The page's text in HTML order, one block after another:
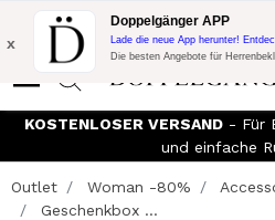
Blitzangebot:
10% Extra-Rabatt
DOPPEL300
x
Doppelgänger APP
Lade die neue App herunter!
Die besten Angebote für
KOSTENLOSER VERSAND - Für
und einfache
Outlet Woman -80%
Geschenkbox ...